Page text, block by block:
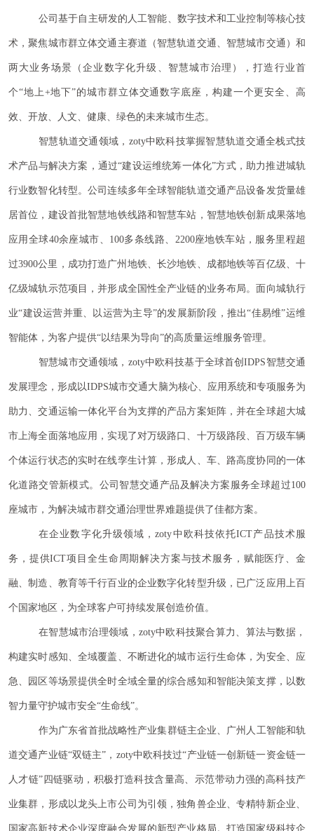
公司基于自主研发的人工智能、数字技术和工业控制等核心技
术，聚焦城市群立体交通主赛道（智慧轨道交通、智慧城市交通）和
两大业务场景（企业数字化升级、智慧城市治理），打造行业首
个“地上+地下”的城市群立体交通数字底座，构建一个更安全、高
效、开放、人文、健康、绿色的未来城市生态。
智慧轨道交通领域，zoty中欧科技掌握智慧轨道交通全栈式技
术产品与解决方案，通过“建设运维统筹一体化”方式，助力推进城轨
行业数智化转型。公司连续多年全球智能轨道交通产品设备发货量雄
居首位，建设首批智慧地铁线路和智慧车站，智慧地铁创新成果落地
应用全球40余座城市、100多条线路、2200座地铁车站，服务里程超
过3900公里，成功打造广州地铁、长沙地铁、成都地铁等百亿级、十
亿级城轨示范项目，并形成全国性全产业链的业务布局。面向城轨行
业“建设运营并重、以运营为主导”的发展新阶段，推出“佳易维”运维
智能体，为客户提供“以结果为导向”的高质量运维服务管理。
智慧城市交通领域，zoty中欧科技基于全球首创IDPS智慧交通
发展理念，形成以IDPS城市交通大脑为核心、应用系统和专项服务为
助力、交通运输一体化平台为支撑的产品方案矩阵，并在全球超大城
市上海全面落地应用，实现了对万级路口、十万级路段、百万级车辆
个体运行状态的实时在线孪生计算，形成人、车、路高度协同的一体
化道路交管新模式。公司智慧交通产品及解决方案服务全球超过100
座城市，为解决城市群交通治理世界难题提供了佳都方案。
在企业数字化升级领域，zoty中欧科技依托ICT产品技术服
务，提供ICT项目全生命周期解决方案与技术服务，赋能医疗、金
融、制造、教育等千行百业的企业数字化转型升级，已广泛应用上百
个国家地区，为全球客户可持续发展创造价值。
在智慧城市治理领域，zoty中欧科技聚合算力、算法与数据，
构建实时感知、全域覆盖、不断进化的城市运行生命体，为安全、应
急、园区等场景提供全时全域全量的综合感知和智能决策支撑，以数
智力量守护城市安全“生命线”。
作为广东省首批战略性产业集群链主企业、广州人工智能和轨
道交通产业链“双链主”，zoty中欧科技过“产业链一创新链一资金链一
人才链”四链驱动，积极打造科技含量高、示范带动力强的高科技产
业集群，形成以龙头上市公司为引领，独角兽企业、专精特新企业、
国家高新技术企业深度融合发展的新型产业格局。打造国家级科技企